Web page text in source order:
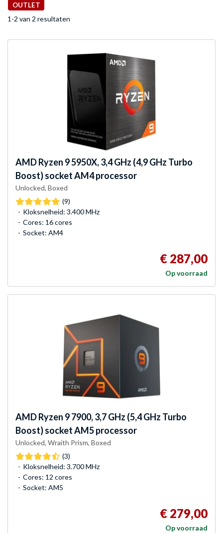
OUTLET
1-2 van 2 resultaten
AMDRyzen 9 5950X, 3,4 GHz (4,9 GHz Turbo
Boost) socket AM4 processor
Unlocked, Boxed
(9)
Kloksnelheid: 3.400 MHz
Cores: 16 cores
Socket: AM4
€ 287,00
Op voorraad
AMDRyzen 9 7900, 3,7 GHz (5,4 GHz Turbo
Boost) socket AM5 processor
Unlocked, Wraith Prism, Boxed
(3)
Kloksnelheid: 3.700 MHz
Cores: 12 cores
Socket: AM5
€ 279,00
Op voorraad